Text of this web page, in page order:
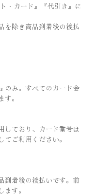
・カード』『代引き』に
を除き商品到着後の後払
のみ。すべてのカード会
。
しており、カード番号は
ご利用ください。
到着後の後払いです。前
す。